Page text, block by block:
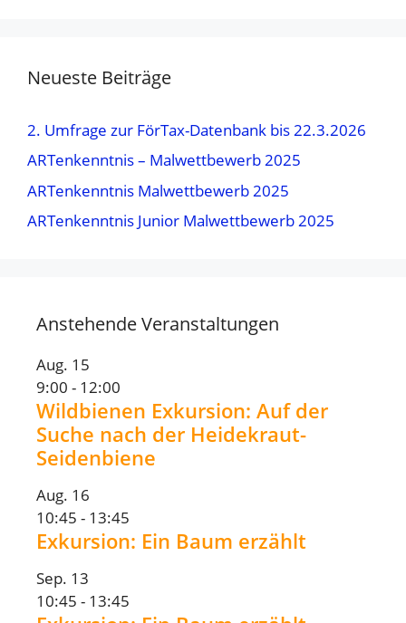
Neueste Beiträge
2. Umfrage zur FörTax-Datenbank bis 22.3.2026
ARTenkenntnis – Malwettbewerb 2025
ARTenkenntnis Malwettbewerb 2025
ARTenkenntnis Junior Malwettbewerb 2025
Anstehende Veranstaltungen
Aug. 15
9:00 - 12:00
Wildbienen Exkursion: Auf der
Suche nach der Heidekraut-
Seidenbiene
Aug. 16
10:45 - 13:45
Exkursion: Ein Baum erzählt
Sep. 13
10:45 - 13:45